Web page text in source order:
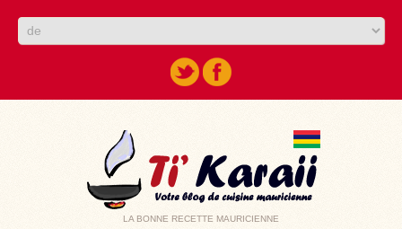
LA BONNE RECETTE MAURICIENNE